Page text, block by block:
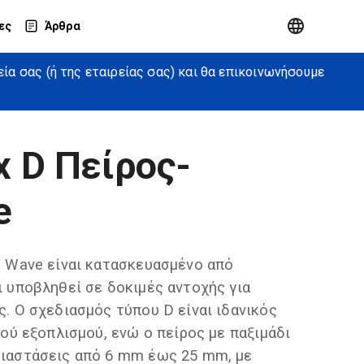
Άρθρα
(ή της εταιρείας σας) και θα επικοινωνήσουμε
D Πείρος-
είναι κατασκευασμένο από
σε δοκιμές αντοχής για
Ο σχεδιασμός τύπου D είναι ιδανικός
εξοπλισμού, ενώ ο πείρος με παξιμάδι
από 6 mm έως 25 mm, με